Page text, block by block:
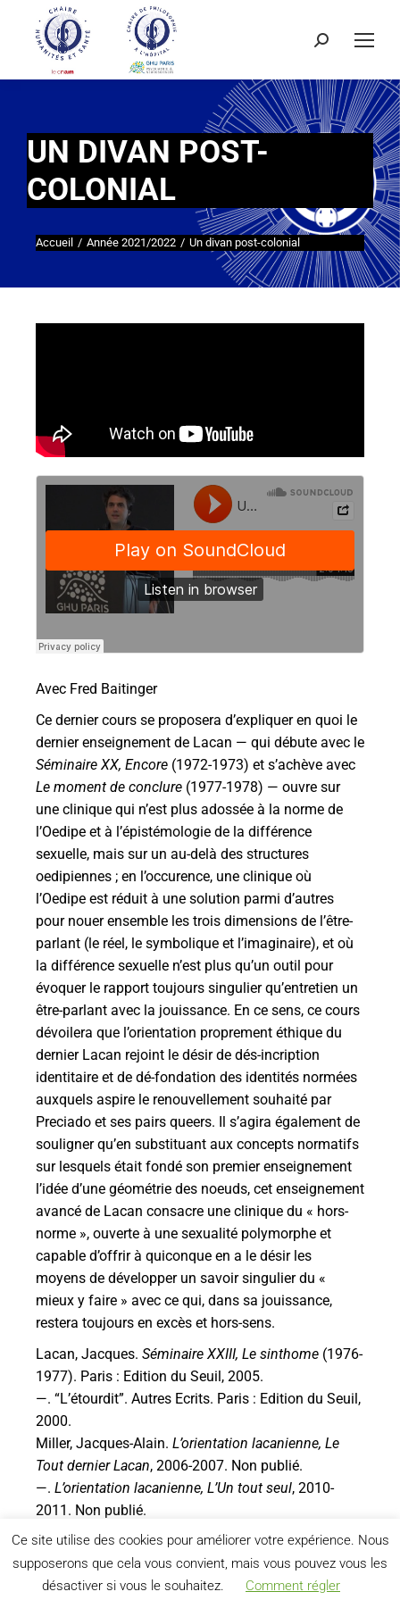
UN DIVAN POST-
COLONIAL
Vous êtes ici :
Accueil Année 2021/2022 Un divan post-colonial
Avec Fred Baitinger
Ce dernier cours se proposera d’expliquer en quoi le
dernier enseignement de Lacan — qui débute avec le
Séminaire XX, Encore (1972-1973) et s’achève avec
Le moment de conclure (1977-1978) — ouvre sur
une clinique qui n’est plus adossée à la norme de
l’Oedipe et à l’épistémologie de la différence
sexuelle, mais sur un au-delà des structures
oedipiennes ; en l’occurence, une clinique où
l’Oedipe est réduit à une solution parmi d’autres
pour nouer ensemble les trois dimensions de l’être-
parlant (le réel, le symbolique et l’imaginaire), et où
la différence sexuelle n’est plus qu’un outil pour
évoquer le rapport toujours singulier qu’entretien un
être-parlant avec la jouissance. En ce sens, ce cours
dévoilera que l’orientation proprement éthique du
dernier Lacan rejoint le désir de dés-incription
identitaire et de dé-fondation des identités normées
auxquels aspire le renouvellement souhaité par
Preciado et ses pairs queers. Il s’agira également de
souligner qu’en substituant aux concepts normatifs
sur lesquels était fondé son premier enseignement
l’idée d’une géométrie des noeuds, cet enseignement
avancé de Lacan consacre une clinique du « hors-
norme », ouverte à une sexualité polymorphe et
capable d’offrir à quiconque en a le désir les
moyens de développer un savoir singulier du «
mieux y faire » avec ce qui, dans sa jouissance,
restera toujours en excès et hors-sens.
Lacan, Jacques. Séminaire XXIII, Le sinthome (1976-
1977). Paris : Edition du Seuil, 2005.
—. “L’étourdit”. Autres Ecrits. Paris : Edition du Seuil,
2000.
Miller, Jacques-Alain. L’orientation lacanienne, Le
Tout dernier Lacan, 2006-2007. Non publié.
—. L’orientation lacanienne, L’Un tout seul, 2010-
2011. Non publié.
Ce site utilise des cookies pour améliorer votre expérience. Nous
supposerons que cela vous convient, mais vous pouvez vous les
désactiver si vous le souhaitez.
Comment régler